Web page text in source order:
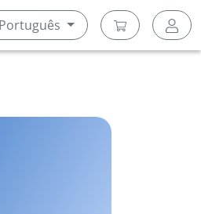
Português